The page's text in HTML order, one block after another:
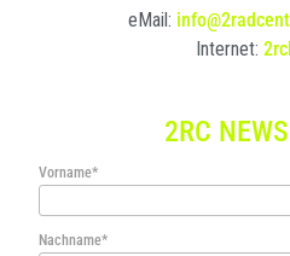
eMail:
Internet:
2RC
Vorname*
Nachname*